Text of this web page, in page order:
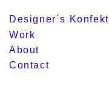
Designer´s Konfekt
Work
About
Contact